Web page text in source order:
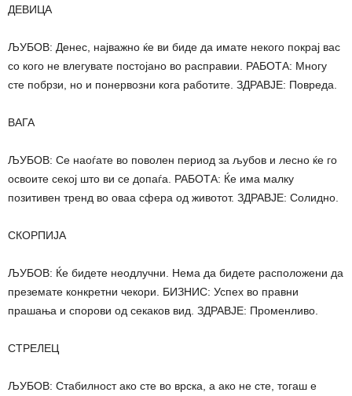
ДЕВИЦА
ЉУБОВ: Денес, најважно ќе ви биде да имате некого покрај вас
со кого не влегувате постојано во расправии. РАБОТА: Многу
сте побрзи, но и понервозни кога работите. ЗДРАВЈЕ: Повреда.
ВАГА
ЉУБОВ: Се наоѓате во поволен период за љубов и лесно ќе го
освоите секој што ви се допаѓа. РАБОТА: Ќе има малку
позитивен тренд во оваа сфера од животот. ЗДРАВЈЕ: Солидно.
СКОРПИЈА
ЉУБОВ: Ќе бидете неодлучни. Нема да бидете расположени да
преземате конкретни чекори. БИЗНИС: Успех во правни
прашања и спорови од секаков вид. ЗДРАВЈЕ: Променливо.
СТРЕЛЕЦ
ЉУБОВ: Стабилност ако сте во врска, а ако не сте, тогаш е